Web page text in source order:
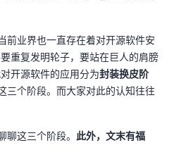
前业界也一直存在着对开源软件安
重复发明轮子，要站在巨人的肩膀
开源软件的应用分为封装换皮阶
三个阶段。而大家对此的认知往往
这三个阶段。 此外，文末有福